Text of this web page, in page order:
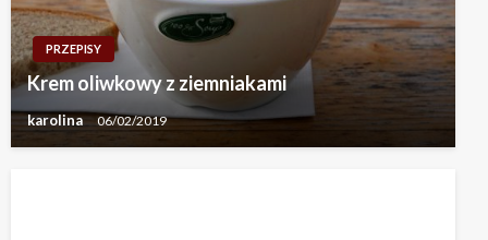
PRZEPISY
Krem oliwkowy z ziemniakami
karolina 06/02/2019